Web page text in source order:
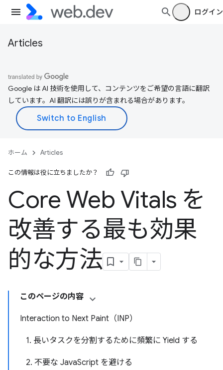
ログイン
Articles
Google は AI 技術を使用して、コンテンツをご希望の言語に翻訳
しています。AI 翻訳には誤りが含まれる場合があります。
ホーム Articles
この情報は役に立ちましたか？
Core Web Vitals を
改善する最も効果
的な方法
このページの内容
Interaction to Next Paint（INP）
1. 長いタスクを分割するために頻繁に Yield する
2. 不要な JavaScript を避ける